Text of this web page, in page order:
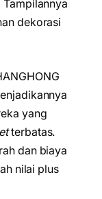
dekorasi
yang
terbatas.
dan biaya
nilai plus